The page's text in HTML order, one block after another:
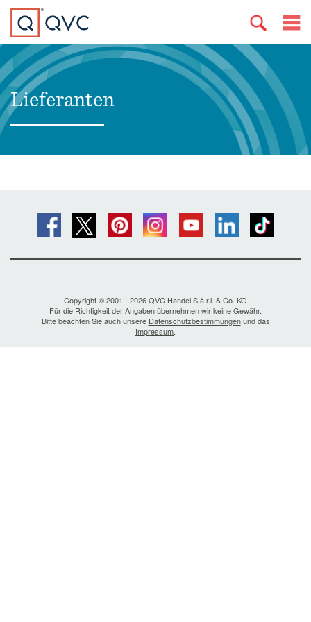
Lieferanten
Copyright © 2001 - 2026 QVC Handel S.à r.l. & Co. KG
Für die Richtigkeit der Angaben übernehmen wir keine Gewähr.
Bitte beachten Sie auch unsere Datenschutzbestimmungenund das
Impressum.